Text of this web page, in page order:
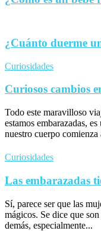
¿Cuánto duerme
Curiosidades
Curiosos cambios
Todo este maravilloso
estamos embarazadas,
nuestro cuerpo comienza
Curiosidades
Las embarazadas
Sí, parece ser que las
mágicos. Se dice que
demás, especialmente...